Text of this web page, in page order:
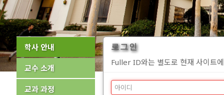
학사 안내
교수 소개
교과 과정
로그인
Fuller ID와는 별도로 현재 사이트